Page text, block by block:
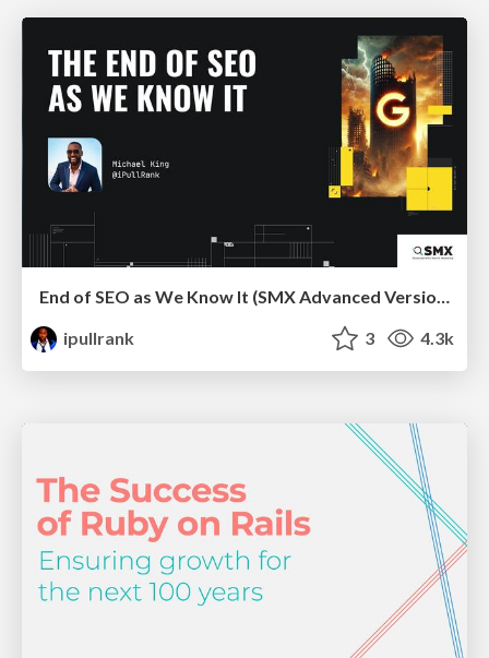
End of SEO as We Know It (SMX Advanced Version)
ipullrank
3 4.3k